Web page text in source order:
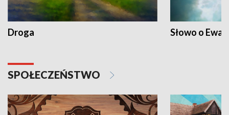
Droga Słowo o
SPOŁECZEŃSTWO